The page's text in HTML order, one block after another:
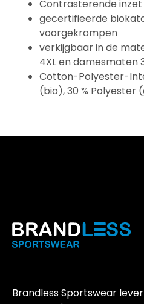
Contrasterende
gecertifieerde
voorgekrompen
verkijgbaar in de
4XL en damesmaten
Cotton-Polyester-
(bio), 30 % Polyester
Brandless Sportswear